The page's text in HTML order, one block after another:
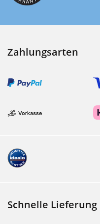
Zahlungsarten
Schnelle Lieferung